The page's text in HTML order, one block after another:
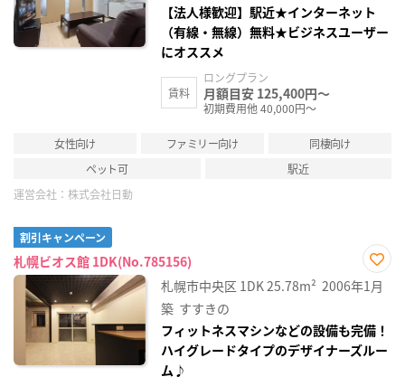
【法人様歓迎】駅近★インターネット
（有線・無線）無料★ビジネスユーザー
にオススメ
賃料
ロングプラン
月額目安 125,400円～
初期費用他 40,000円～
女性向け ファミリー向け
同棲向け
ペット可
駅近
運営会社： 株式会社日動
割引キャンペーン
札幌ビオス館 1DK(No.785156)
お気
に入
札幌市中央区 1DK25.78m² 2006年1月
築 すすきの
フィットネスマシンなどの設備も完備！
ハイグレードタイプのデザイナーズルー
ム♪